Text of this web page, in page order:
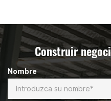
Construir
Nombre